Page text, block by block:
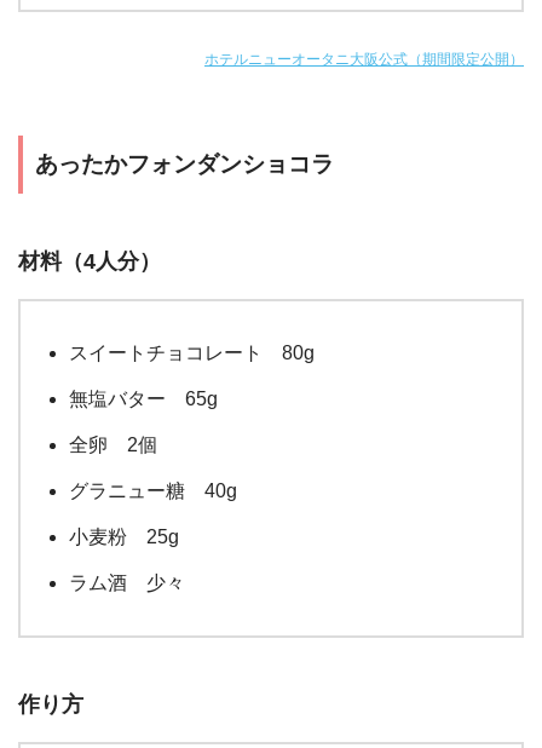
ホテルニューオータニ大阪公式（期間限定公開）
あったかフォンダンショコラ
材料（4人分）
スイートチョコレート 80g
無塩バター 65g
全卵 2個
グラニュー糖 40g
小麦粉 25g
ラム酒 少々
作り方